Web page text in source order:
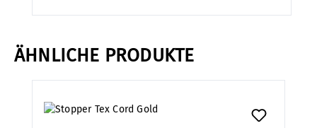
ÄHNLICHE PRODUKTE